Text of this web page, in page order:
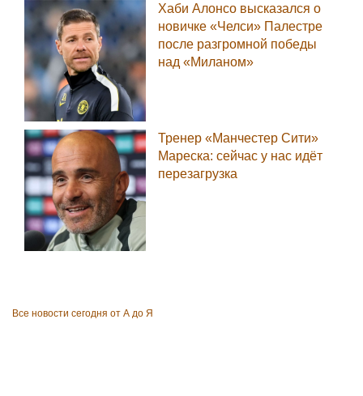
Хаби Алонсо высказался о
новичке «Челси» Палестре
после разгромной победы
над «Миланом»
Тренер «Манчестер Сити»
Мареска: сейчас у нас идёт
перезагрузка
Все новости сегодня от А до Я